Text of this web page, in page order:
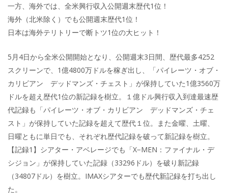
一方、海外では、全米興行収入公開週末歴代1位！
海外（北米除く）でも公開週末歴代1位！
日本は海外テリトリーで断トツ1位の大ヒット！
5月4日から全米公開開始となり、公開週末3日間、歴代最多4252
スクリーンで、1億4800万ドルを稼ぎ出し、「パイレーツ・オブ・
カリビアン デッドマンズ・チェスト」が保持していた1億3560万
ドルを超え歴代1位の新記録を樹立。１億ドル興行収入到達最速歴
代記録も「パイレーツ・オブ・カリビアン デッドマンズ・チェ
スト」が保持していた記録を超えて歴代１位。また金曜、土曜、
日曜ともに単日でも、それぞれ歴代記録を破って新記録を樹立。
【記録1】シアター・アベレージでも「X−MEN：ファイナル・デ
シジョン」が保持していた記録（33296ドル）を破り新記録
（34807ドル）を樹立。IMAXシアターでも歴代新記録を打ち出し
た。